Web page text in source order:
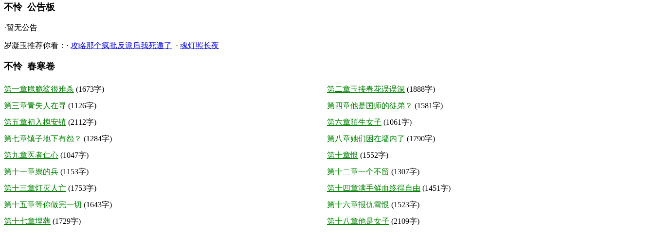
不怜 公告板
·暂无公告
岁凝玉推荐你看：· 攻略那个疯批反派后我死遁了 · 魂灯照长夜
不怜 春寒卷
第一章脆脆鲨很难杀 (1673字) 第二章玉接春花误误深 (1888字)
第三章青失人在寻 (1126字) 第四章他是国师的徒弟？ (1581字)
第五章初入槐安镇 (2112字) 第六章陌生女子 (1061字)
第七章镇子地下有怨？ (1284字) 第八章她们困在墙内了 (1790字)
第九章医者仁心 (1047字) 第十章恨 (1552字)
第十一章祟的兵 (1153字) 第十二章一个不留 (1307字)
第十三章灯灭人亡 (1753字) 第十四章满手鲜血终得自由 (1451字)
第十五章等你做完一切 (1643字) 第十六章报仇雪恨 (1523字)
第十七章埋葬 (1729字) 第十八章他是女子 (2109字)